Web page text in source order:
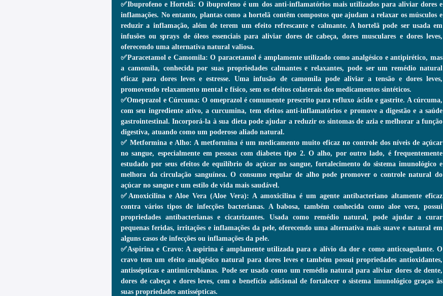
✅Ibuprofeno e Hortelã: O ibuprofeno é um dos anti-inflamatórios mais utilizados para aliviar dores e
inflamações. No entanto, plantas como a hortelã contêm compostos que ajudam a relaxar os músculos e
reduzir a inflamação, além de terem um efeito refrescante e calmante. A hortelã pode ser usada em
infusões ou sprays de óleos essenciais para aliviar dores de cabeça, dores musculares e dores leves,
oferecendo uma alternativa natural valiosa.
✅Paracetamol e Camomila: O paracetamol é amplamente utilizado como analgésico e antipirético, mas
a camomila, conhecida por suas propriedades calmantes e relaxantes, pode ser um remédio natural
eficaz para dores leves e estresse. Uma infusão de camomila pode aliviar a tensão e dores leves,
promovendo relaxamento mental e físico, sem os efeitos colaterais dos medicamentos sintéticos.
✅Omeprazol e Cúrcuma: O omeprazol é comumente prescrito para refluxo ácido e gastrite. A cúrcuma,
com seu ingrediente ativo, a curcumina, tem efeitos anti-inflamatórios e promove a digestão e a saúde
gastrointestinal. Incorporá-la à sua dieta pode ajudar a reduzir os sintomas de azia e melhorar a função
digestiva, atuando como um poderoso aliado natural.
✅ Metformina e Alho: A metformina é um medicamento muito eficaz no controle dos níveis de açúcar
no sangue, especialmente em pessoas com diabetes tipo 2. O alho, por outro lado, é frequentemente
estudado por seus efeitos de equilíbrio do açúcar no sangue, fortalecimento do sistema imunológico e
melhora da circulação sanguínea. O consumo regular de alho pode promover o controle natural do
açúcar no sangue e um estilo de vida mais saudável.
✅Amoxicilina e Aloe Vera (Aloe Vera): A amoxicilina é um agente antibacteriano altamente eficaz
contra vários tipos de infecções bacterianas. A babosa, também conhecida como aloe vera, possui
propriedades antibacterianas e cicatrizantes. Usada como remédio natural, pode ajudar a curar
pequenas feridas, irritações e inflamações da pele, oferecendo uma alternativa mais suave e natural em
alguns casos de infecções ou inflamações da pele.
✅Aspirina e Cravo: A aspirina é amplamente utilizada para o alívio da dor e como anticoagulante. O
cravo tem um efeito analgésico natural para dores leves e também possui propriedades antioxidantes,
antissépticas e antimicrobianas. Pode ser usado como um remédio natural para aliviar dores de dente,
dores de cabeça e dores leves, com o benefício adicional de fortalecer o sistema imunológico graças às
suas propriedades antissépticas.